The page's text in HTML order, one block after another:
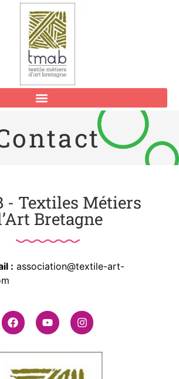
- Textiles Métiers
Bretagne
: association@textile-art-